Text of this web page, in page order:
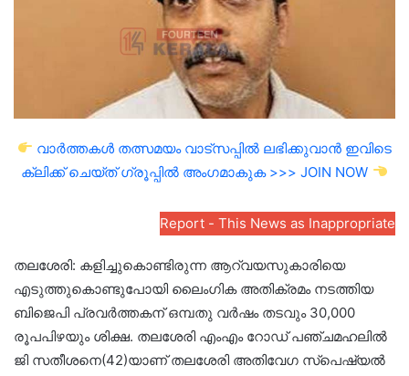
വാർത്തകൾ തത്സമയം വാട്സപ്പിൽ ലഭിക്കുവാൻ ഇവിടെ
ക്ലിക്ക് ചെയ്ത് ഗ്രൂപ്പിൽ അംഗമാകുക >>> JOIN NOW
Report - This News as Inappropriate
തലശേരി: കളിച്ചുകൊണ്ടിരുന്ന ആറ്‌വയസുകാരിയെ
എടുത്തുകൊണ്ടുപോയി ലൈംഗിക അതിക്രമം നടത്തിയ
ബിജെപി പ്രവർത്തകന് ഒമ്പതു വർഷം തടവും 30,000
രൂപപിഴയും ശിക്ഷ. തലശേരി എംഎം റോഡ്‌ പഞ്ചമഹലിൽ
ജി സതീശനെ(42)യാണ്‌ തലശേരി അതിവേഗ സ്‌പെഷ്യൽ